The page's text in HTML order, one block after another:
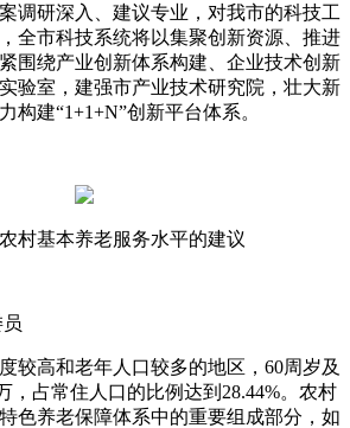
调研深入、建议专业，对我市的科技工
全市科技系统将以集聚创新资源、推进
围绕产业创新体系构建、企业技术创新
验室，建强市产业技术研究院，壮大新
构建“1+1+N”创新平台体系。
村基本养老服务水平的建议
较高和老年人口较多的地区，60周岁及
，占常住人口的比例达到28.44%。农村
色养老保障体系中的重要组成部分，如